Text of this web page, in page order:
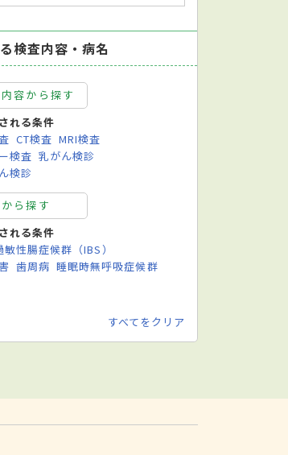
検査内容・病名
容から探す
れる条件
CT検査 MRI検査
検査 乳がん検診
検診
ら探す
れる条件
敏性腸症候群（IBS）
歯周病 睡眠時無呼吸症候群
すべてをクリア